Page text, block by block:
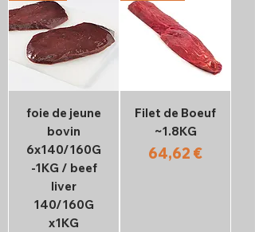
foie de jeune
bovin
6x140/160G
-1KG / beef
liver
140/160G
x1KG
Filet de Boeuf
~1.8KG
Prix
64,62 €